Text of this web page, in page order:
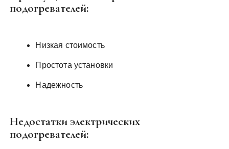
подогревателей:
Низкая стоимость
Простота установки
Надежность
Недостатки электрических
подогревателей: